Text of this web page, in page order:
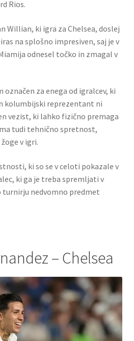
Rios.
Willian, ki igra za Chelsea, doslej
na splošno impresiven, saj je v
odnesel točko in zmagal v
za enega od igralcev, ki
kolumbijski reprezentant ni
vezist, ki lahko fizično premaga
tudi tehnično spretnost,
v igri.
ki so se v celoti pokazale v
ki ga je treba spremljati v
nedvomno predmet
– Chelsea